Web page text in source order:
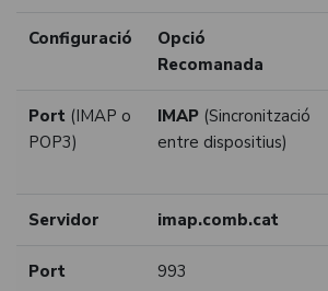
Configuració
Opció
Recomanada
Port (IMAP o
POP3)
IMAP (Sincronització
entre dispositius)
Servidor imap.comb.cat
Port 993